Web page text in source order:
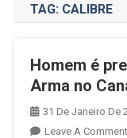
TAG: CALIBRE
Homem é
Arma no
31 De Janeiro De
Leave A Comment